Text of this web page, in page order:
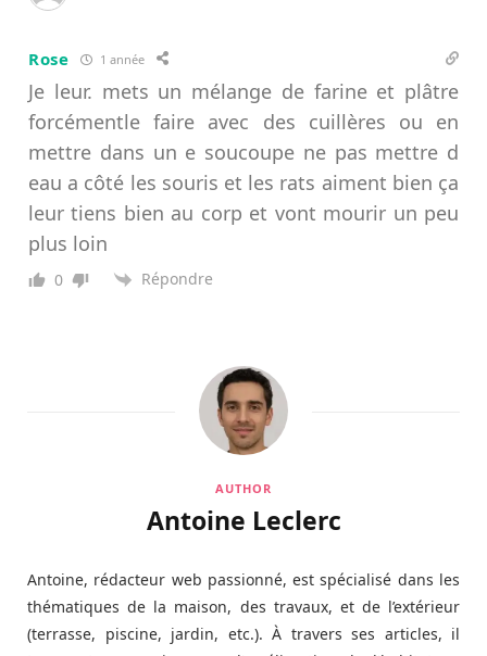
Rose 1 année
Je leur. mets un mélange de farine et plâtre
forcémentle faire avec des cuillères ou en
mettre dans un e soucoupe ne pas mettre d
eau a côté les souris et les rats aiment bien ça
leur tiens bien au corp et vont mourir un peu
plus loin
0 Répondre
AUTHOR
Antoine Leclerc
Antoine, rédacteur web passionné, est spécialisé dans les
thématiques de la maison, des travaux, et de l’extérieur
(terrasse, piscine, jardin, etc.). À travers ses articles, il